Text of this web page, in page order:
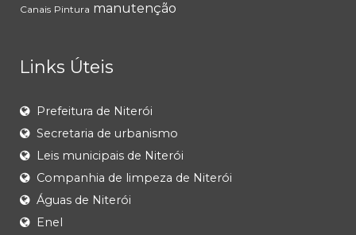
Canais Pintura manutenção
Links Úteis
Prefeitura de Niterói
Secretaria de urbanismo
Leis municipais de Niterói
Companhia de limpeza de Niterói
Águas de Niterói
Enel